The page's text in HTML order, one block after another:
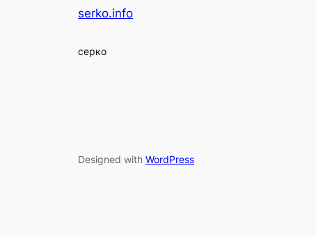
serko.info
серко
Designed with WordPress